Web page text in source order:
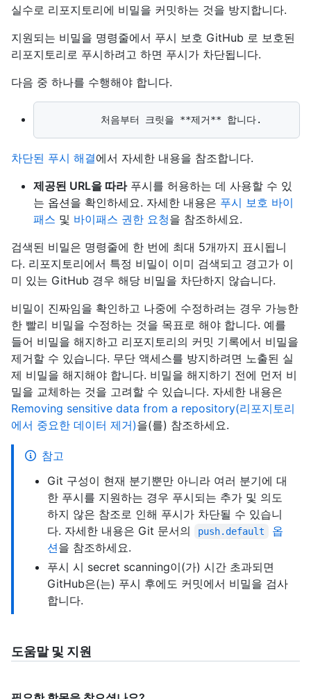
실수로 리포지토리에 비밀을 커밋하는 것을 방지합니다.
지원되는 비밀을 명령줄에서 푸시 보호 GitHub 로 보호된
리포지토리로 푸시하려고 하면 푸시가 차단됩니다.
다음 중 하나를 수행해야 합니다.
차단된 푸시 해결에서 자세한 내용을 참조합니다.
제공된 URL을 따라푸시를 허용하는 데 사용할 수 있
는 옵션을 확인하세요. 자세한 내용은 푸시 보호 바이
패스 및 바이패스 권한 요청을 참조하세요.
검색된 비밀은 명령줄에 한 번에 최대 5개까지 표시됩니
다. 리포지토리에서 특정 비밀이 이미 검색되고 경고가 이
미 있는 GitHub 경우 해당 비밀을 차단하지 않습니다.
비밀이 진짜임을 확인하고 나중에 수정하려는 경우 가능한
한 빨리 비밀을 수정하는 것을 목표로 해야 합니다. 예를
들어 비밀을 해지하고 리포지토리의 커밋 기록에서 비밀을
제거할 수 있습니다. 무단 액세스를 방지하려면 노출된 실
제 비밀을 해지해야 합니다. 비밀을 해지하기 전에 먼저 비
밀을 교체하는 것을 고려할 수 있습니다. 자세한 내용은
Removing sensitive data from a repository(리포지토리
에서 중요한 데이터 제거)을(를) 참조하세요.
참고
Git 구성이 현재 분기뿐만 아니라 여러 분기에 대
한 푸시를 지원하는 경우 푸시되는 추가 및 의도
하지 않은 참조로 인해 푸시가 차단될 수 있습니
다. 자세한 내용은 Git 문서의
push.default
옵
션을 참조하세요.
푸시 시 secret scanning이(가) 시간 초과되면
GitHub은(는) 푸시 후에도 커밋에서 비밀을 검사
합니다.
도움말 및 지원